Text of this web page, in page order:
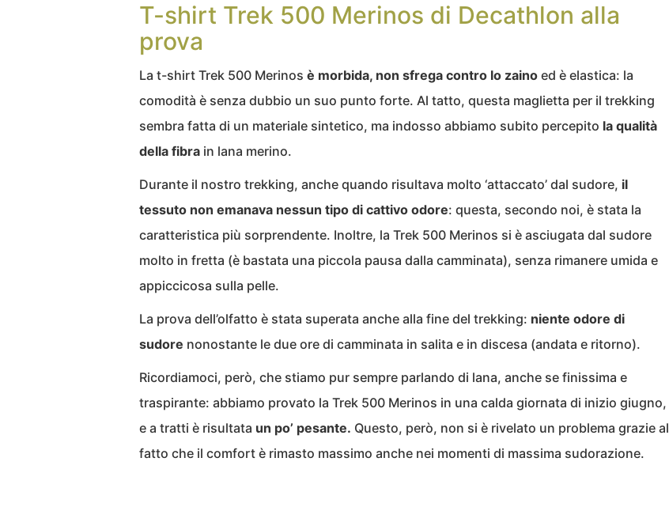
T-shirt Trek 500 Merinos di Decathlon alla
prova
La t-shirt Trek 500 Merinos è morbida, non sfrega contro lo zaino ed è elastica: la
comodità è senza dubbio un suo punto forte. Al tatto, questa maglietta per il trekking
sembra fatta di un materiale sintetico, ma indosso abbiamo subito percepito la qualità
della fibra in lana merino.
Durante il nostro trekking, anche quando risultava molto ‘attaccato’ dal sudore, il
tessuto non emanava nessun tipo di cattivo odore: questa, secondo noi, è stata la
caratteristica più sorprendente. Inoltre, la Trek 500 Merinos si è asciugata dal sudore
molto in fretta (è bastata una piccola pausa dalla camminata), senza rimanere umida e
appiccicosa sulla pelle.
La prova dell’olfatto è stata superata anche alla fine del trekking: niente odore di
sudore nonostante le due ore di camminata in salita e in discesa (andata e ritorno).
Ricordiamoci, però, che stiamo pur sempre parlando di lana, anche se finissima e
traspirante: abbiamo provato la Trek 500 Merinos in una calda giornata di inizio giugno,
e a tratti è risultata un po’ pesante. Questo, però, non si è rivelato un problema grazie al
fatto che il comfort è rimasto massimo anche nei momenti di massima sudorazione.